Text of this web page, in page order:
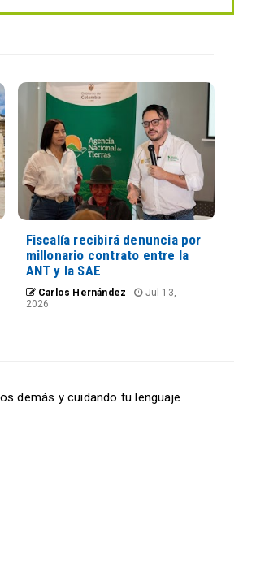
Fiscalía recibirá denuncia por
millonario contrato entre la
ANT y la SAE
Carlos Hernández
Jul 13,
2026
demás y cuidando tu lenguaje